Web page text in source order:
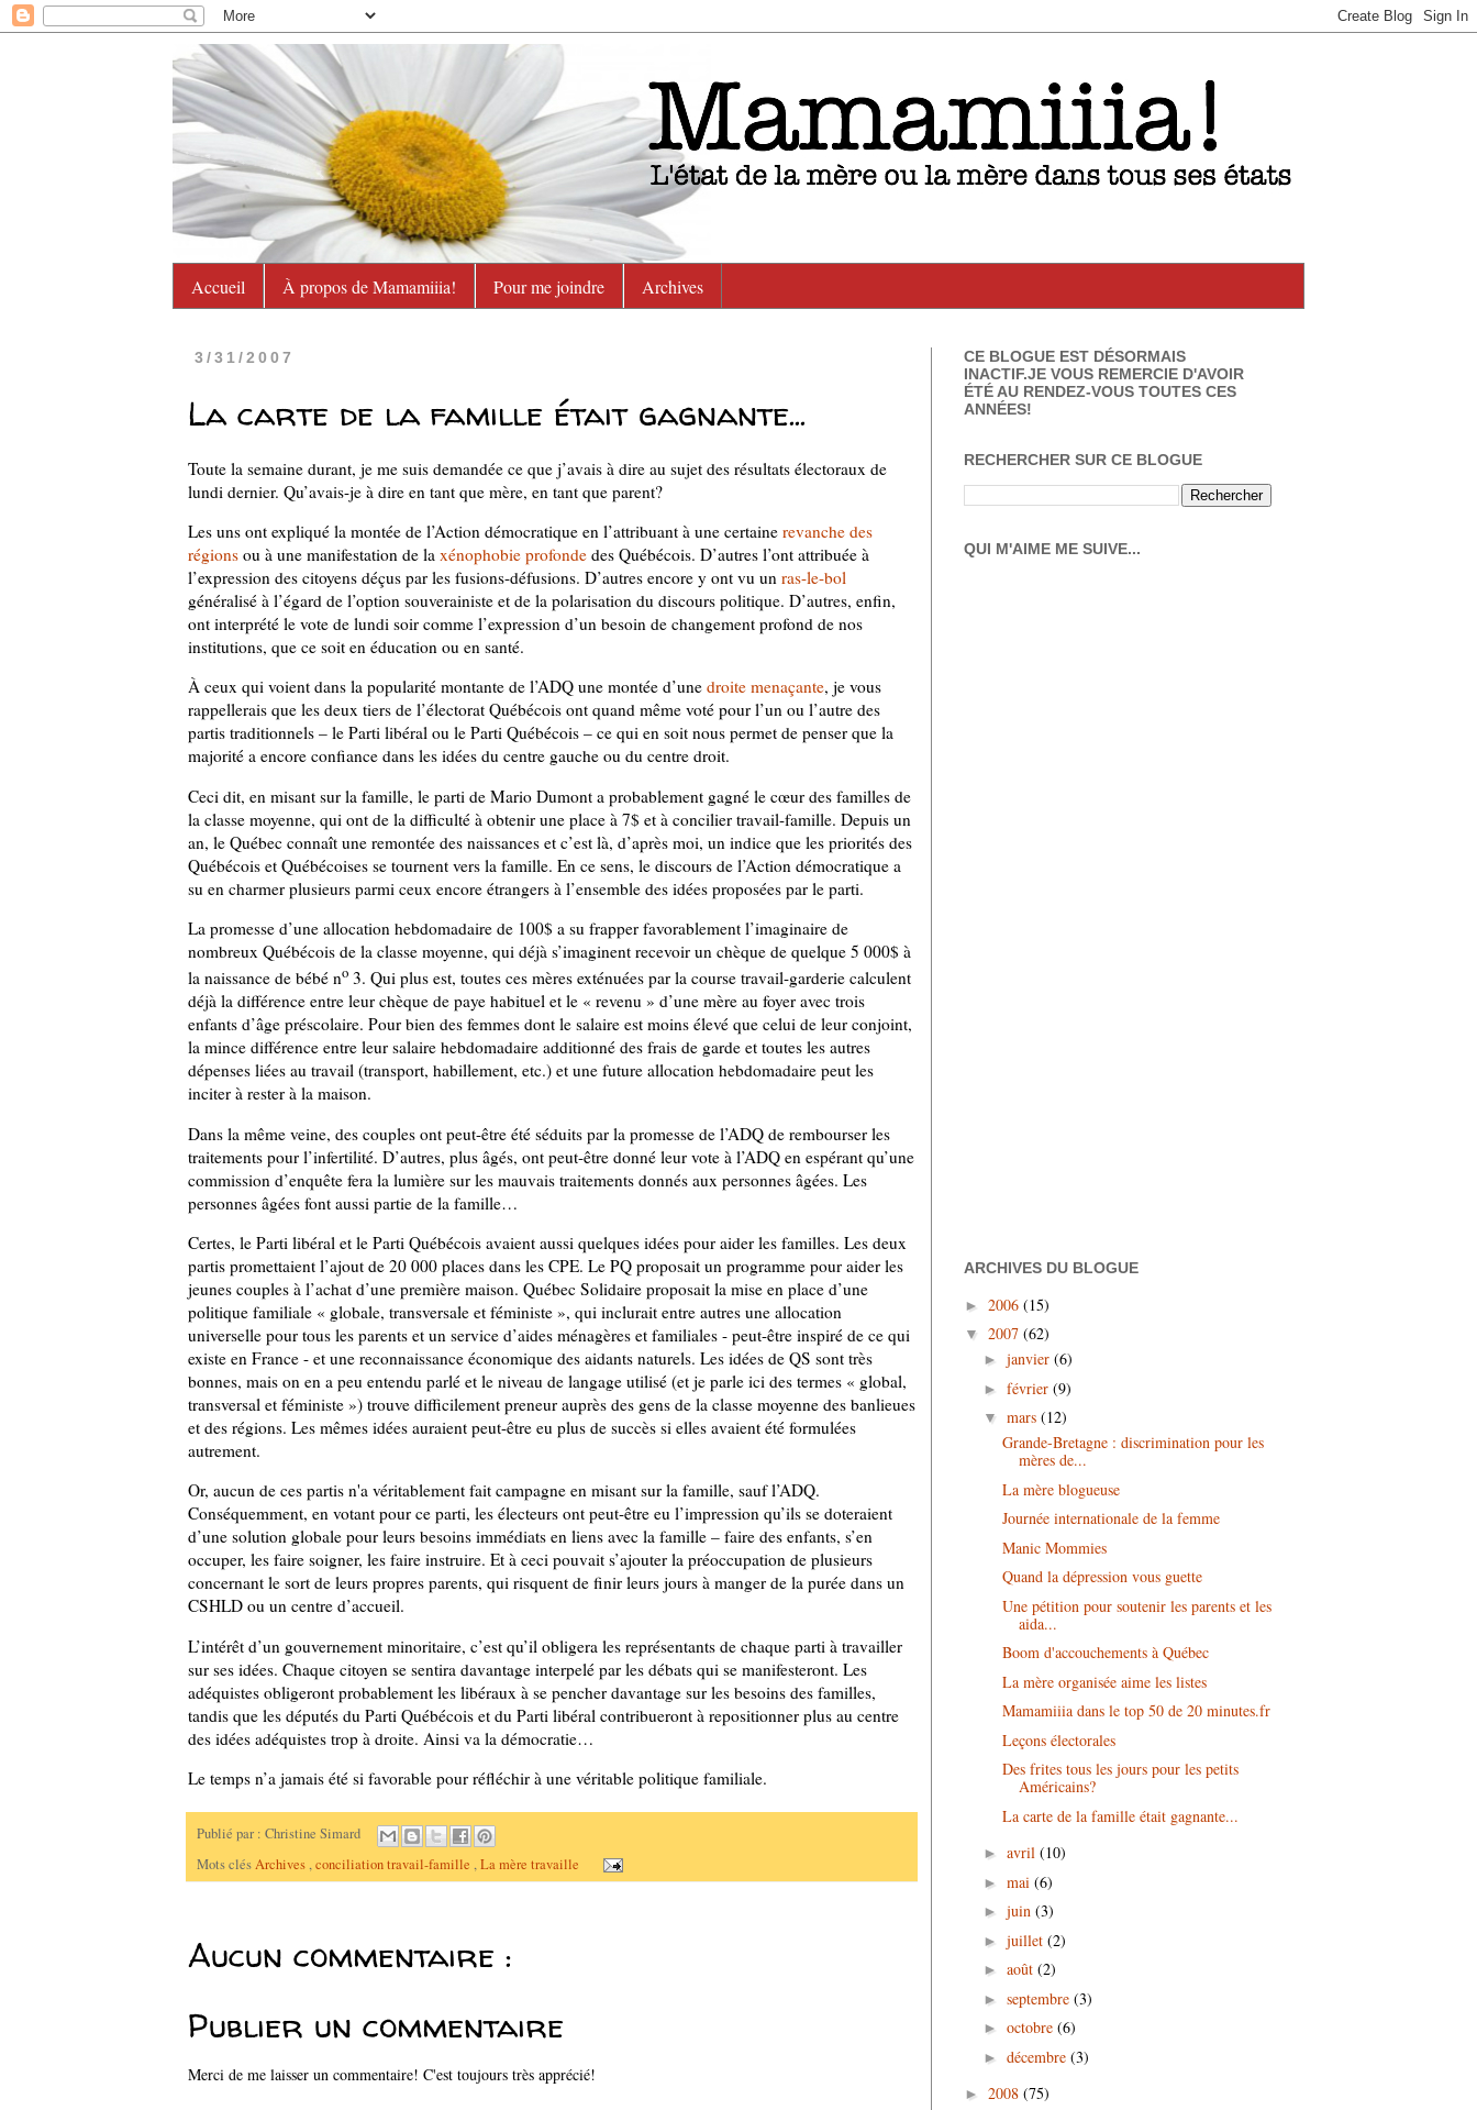
Accueil À propos de Mamamiiia! Pour me joindre Archives
3/31/2007
La carte de la famille était gagnante...
Toute la semaine durant, je me suis demandée ce que j’avais à dire au sujet des résultats électoraux de
lundi dernier. Qu’avais-je à dire en tant que mère, en tant que parent?
Les uns ont expliqué la montée de l’Action démocratique en l’attribuant à une certaine revanche des
régions ou à une manifestation de la xénophobie profonde des Québécois. D’autres l’ont attribuée à
l’expression des citoyens déçus par les fusions-défusions. D’autres encore y ont vu un ras-le-bol
généralisé à l’égard de l’option souverainiste et de la polarisation du discours politique. D’autres, enfin,
ont interprété le vote de lundi soir comme l’expression d’un besoin de changement profond de nos
institutions, que ce soit en éducation ou en santé.
À ceux qui voient dans la popularité montante de l’ADQ une montée d’une droite menaçante, je vous
rappellerais que les deux tiers de l’électorat Québécois ont quand même voté pour l’un ou l’autre des
partis traditionnels – le Parti libéral ou le Parti Québécois – ce qui en soit nous permet de penser que la
majorité a encore confiance dans les idées du centre gauche ou du centre droit.
Ceci dit, en misant sur la famille, le parti de Mario Dumont a probablement gagné le cœur des familles de
la classe moyenne, qui ont de la difficulté à obtenir une place à 7$ et à concilier travail-famille. Depuis un
an, le Québec connaît une remontée des naissances et c’est là, d’après moi, un indice que les priorités des
Québécois et Québécoises se tournent vers la famille. En ce sens, le discours de l’Action démocratique a
su en charmer plusieurs parmi ceux encore étrangers à l’ensemble des idées proposées par le parti.
La promesse d’une allocation hebdomadaire de 100$ a su frapper favorablement l’imaginaire de
nombreux Québécois de la classe moyenne, qui déjà s’imaginent recevoir un chèque de quelque 5 000$ à
la naissance de bébé no 3. Qui plus est, toutes ces mères exténuées par la course travail-garderie calculent
déjà la différence entre leur chèque de paye habituel et le « revenu » d’une mère au foyer avec trois
enfants d’âge préscolaire. Pour bien des femmes dont le salaire est moins élevé que celui de leur conjoint,
la mince différence entre leur salaire hebdomadaire additionné des frais de garde et toutes les autres
dépenses liées au travail (transport, habillement, etc.) et une future allocation hebdomadaire peut les
inciter à rester à la maison.
Dans la même veine, des couples ont peut-être été séduits par la promesse de l’ADQ de rembourser les
traitements pour l’infertilité. D’autres, plus âgés, ont peut-être donné leur vote à l’ADQ en espérant qu’une
commission d’enquête fera la lumière sur les mauvais traitements donnés aux personnes âgées. Les
personnes âgées font aussi partie de la famille…
Certes, le Parti libéral et le Parti Québécois avaient aussi quelques idées pour aider les familles. Les deux
partis promettaient l’ajout de 20 000 places dans les CPE. Le PQ proposait un programme pour aider les
jeunes couples à l’achat d’une première maison. Québec Solidaire proposait la mise en place d’une
politique familiale « globale, transversale et féministe », qui inclurait entre autres une allocation
universelle pour tous les parents et un service d’aides ménagères et familiales - peut-être inspiré de ce qui
existe en France - et une reconnaissance économique des aidants naturels. Les idées de QS sont très
bonnes, mais on en a peu entendu parlé et le niveau de langage utilisé (et je parle ici des termes « global,
transversal et féministe ») trouve difficilement preneur auprès des gens de la classe moyenne des banlieues
et des régions. Les mêmes idées auraient peut-être eu plus de succès si elles avaient été formulées
autrement.
Or, aucun de ces partis n'a véritablement fait campagne en misant sur la famille, sauf l’ADQ.
Conséquemment, en votant pour ce parti, les électeurs ont peut-être eu l’impression qu’ils se doteraient
d’une solution globale pour leurs besoins immédiats en liens avec la famille – faire des enfants, s’en
occuper, les faire soigner, les faire instruire. Et à ceci pouvait s’ajouter la préoccupation de plusieurs
concernant le sort de leurs propres parents, qui risquent de finir leurs jours à manger de la purée dans un
CSHLD ou un centre d’accueil.
L’intérêt d’un gouvernement minoritaire, c’est qu’il obligera les représentants de chaque parti à travailler
sur ses idées. Chaque citoyen se sentira davantage interpelé par les débats qui se manifesteront. Les
adéquistes obligeront probablement les libéraux à se pencher davantage sur les besoins des familles,
tandis que les députés du Parti Québécois et du Parti libéral contribueront à repositionner plus au centre
des idées adéquistes trop à droite. Ainsi va la démocratie…
Le temps n’a jamais été si favorable pour réfléchir à une véritable politique familiale.
Publié par : Christine Simard
Mots clésArchives,conciliation travail-famille ,La mère travaille
Aucun commentaire :
Publier un commentaire
Merci de me laisser un commentaire! C'est toujours très apprécié!
CE BLOGUE EST DÉSORMAIS
INACTIF.JE VOUS REMERCIE D'AVOIR
ÉTÉ AU RENDEZ-VOUS TOUTES CES
ANNÉES!
RECHERCHER SUR CE BLOGUE
QUI M'AIME ME SUIVE...
ARCHIVES DU BLOGUE
► 2006 (15)
▼ 2007 (62)
► janvier (6)
► février (9)
▼ mars (12)
Grande-Bretagne : discrimination pour les
mères de...
La mère blogueuse
Journée internationale de la femme
Manic Mommies
Quand la dépression vous guette
Une pétition pour soutenir les parents et les
aida...
Boom d'accouchements à Québec
La mère organisée aime les listes
Mamamiiia dans le top 50 de 20 minutes.fr
Leçons électorales
Des frites tous les jours pour les petits
Américains?
La carte de la famille était gagnante...
► avril (10)
► mai (6)
► juin (3)
► juillet (2)
► août (2)
► septembre (3)
► octobre (6)
► décembre (3)
► 2008 (75)